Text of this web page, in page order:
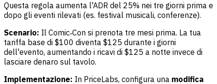
Questa regola aumenta l'ADR del 25% nei tre giorni prima e
dopo gli eventi rilevati (es. festival musicali, conferenze).
Scenario: Il Comic‑Con si prenota tre mesi prima. La tua
tariffa base di $100 diventa $125 durante i giorni
dell'evento, aumentando i ricavi di $125 a notte invece di
lasciare denaro sul tavolo.
Implementazione: In PriceLabs, configura una modifica